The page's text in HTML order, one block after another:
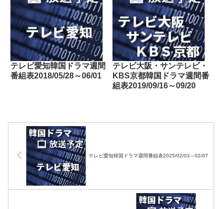
テレビ愛知韓国ドラマ週間
番組表2018/05/28～06/01
テレビ大阪・サンテレビ・
KBS京都韓国ドラマ週間番
組表2019/09/16～09/20
テレビ愛知韓国ドラマ週間番組表2025/02/03～02/07